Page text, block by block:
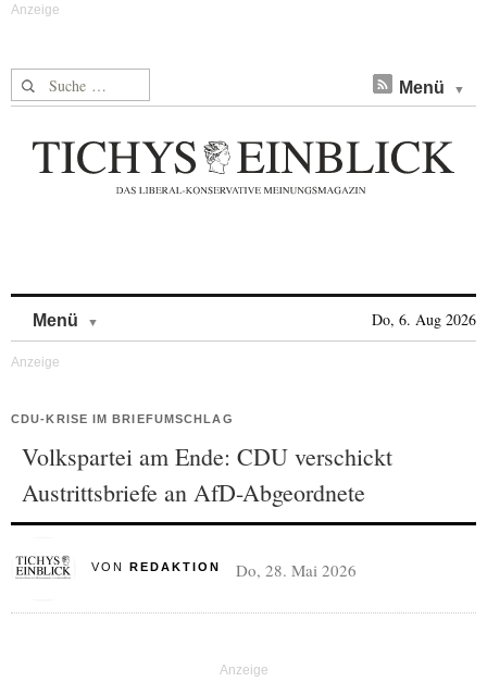
Suche nach: Menü
Menü Do, 6. Aug 2026
CDU-KRISE IM BRIEFUMSCHLAG
Volkspartei am Ende: CDU verschickt
Austrittsbriefe an AfD-Abgeordnete
VON REDAKTION Do, 28. Mai 2026